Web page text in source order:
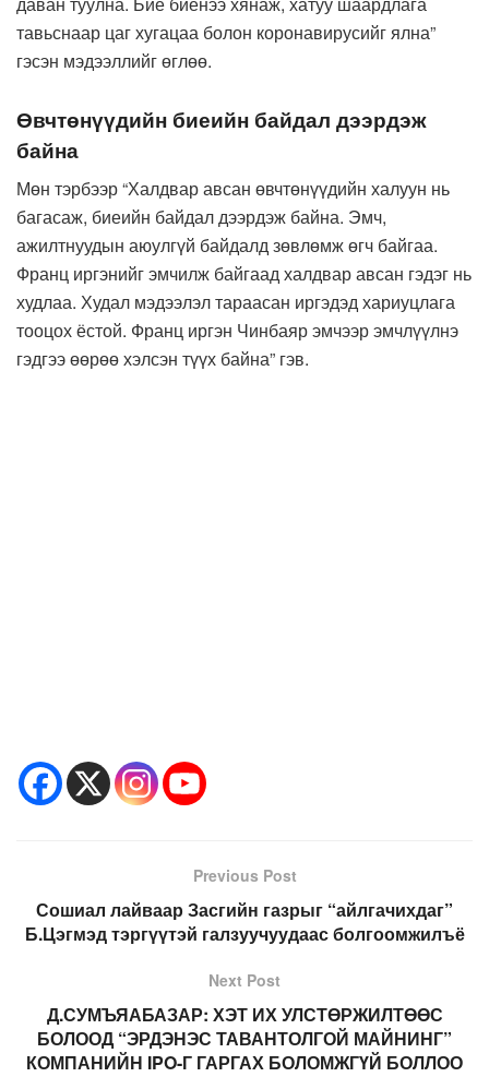
тавьснаар цаг хугацаа болон коронавирусийг ялна”
гэсэн мэдээллийг өглөө.
Өвчтөнүүдийн биеийн байдал дээрдэж
байна
Мөн тэрбээр “Халдвар авсан өвчтөнүүдийн халуун нь
багасаж, биеийн байдал дээрдэж байна. Эмч,
ажилтнуудын аюулгүй байдалд зөвлөмж өгч байгаа.
Франц иргэнийг эмчилж байгаад халдвар авсан гэдэг нь
худлаа. Худал мэдээлэл тараасан иргэдэд хариуцлага
тооцох ёстой. Франц иргэн Чинбаяр эмчээр эмчлүүлнэ
гэдгээ өөрөө хэлсэн түүх байна” гэв.
Previous Post
Сошиал лайваар Засгийн газрыг “айлгачихдаг”
Б.Цэгмэд тэргүүтэй галзуучуудаас болгоомжилъё
Next Post
Д.СУМЪЯАБАЗАР: ХЭТ ИХ УЛСТӨРЖИЛТӨӨС
БОЛООД “ЭРДЭНЭС ТАВАНТОЛГОЙ МАЙНИНГ”
КОМПАНИЙН IPO-Г ГАРГАХ БОЛОМЖГҮЙ БОЛЛОО